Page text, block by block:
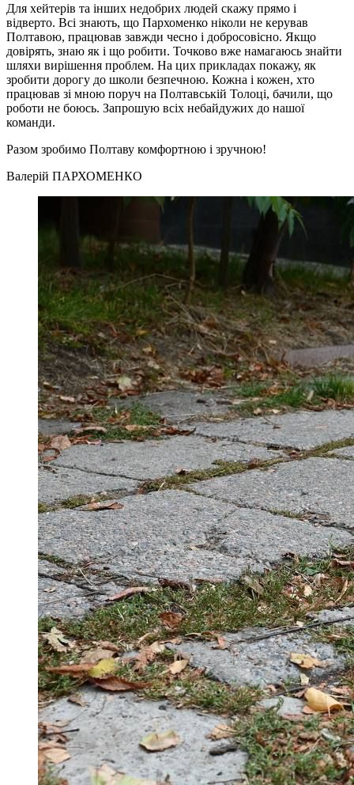
Для хейтерів та інших недобрих людей скажу прямо і
відверто. Всі знають, що Пархоменко ніколи не керував
Полтавою, працював завжди чесно і добросовісно. Якщо
довірять, знаю як і що робити. Точково вже намагаюсь знайти
шляхи вирішення проблем. На цих прикладах покажу, як
зробити дорогу до школи безпечною. Кожна і кожен, хто
працював зі мною поруч на Полтавській Толоці, бачили, що
роботи не боюсь. Запрошую всіх небайдужих до нашої
команди.
Разом зробимо Полтаву комфортною і зручною!
Валерій ПАРХОМЕНКО